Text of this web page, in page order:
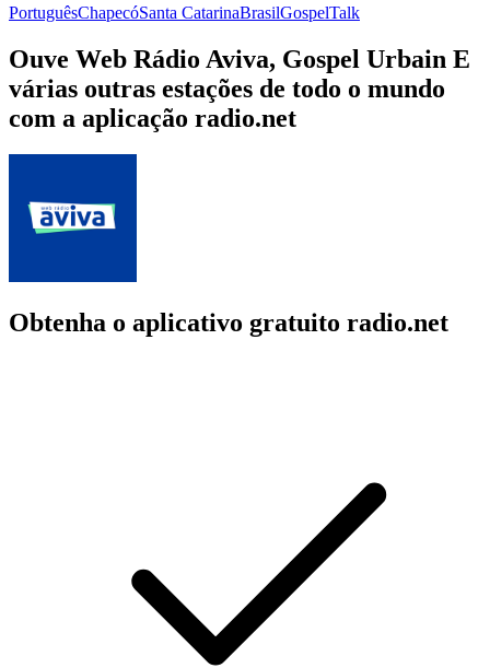
PortuguêsChapecóSanta CatarinaBrasilGospelTalk
Ouve Web Rádio Aviva, Gospel Urbain E
várias outras estações de todo o mundo
com a aplicação radio.net
Obtenha o aplicativo gratuito radio.net